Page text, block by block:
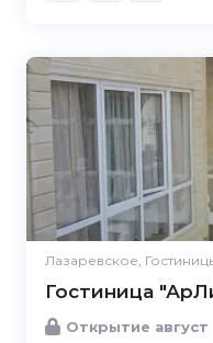
Лазаревское,
Гостиница
Открытие август